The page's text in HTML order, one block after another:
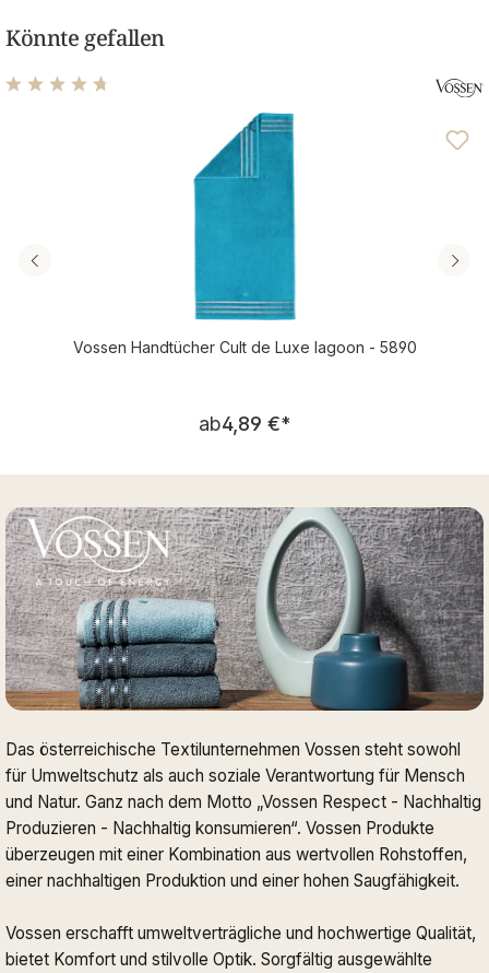
Könnte gefallen
Durchschnittliche Bewertung von 4.76 von 5 Sternen
Vossen Handtücher Cult de Luxe lagoon - 5890
Regulärer Preis:
ab4,89 €*
Das österreichische Textilunternehmen Vossen steht sowohl
für Umweltschutz als auch soziale Verantwortung für Mensch
und Natur. Ganz nach dem Motto „Vossen Respect - Nachhaltig
Produzieren - Nachhaltig konsumieren“. Vossen Produkte
überzeugen mit einer Kombination aus wertvollen Rohstoffen,
einer nachhaltigen Produktion und einer hohen Saugfähigkeit.
Vossen erschafft umweltverträgliche und hochwertige Qualität,
bietet Komfort und stilvolle Optik. Sorgfältig ausgewählte